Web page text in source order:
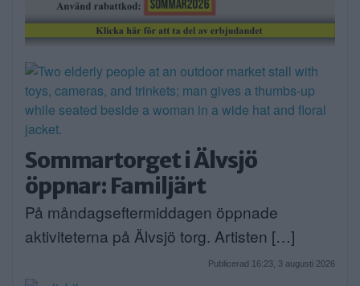
Sommartorget i Älvsjö
öppnar: Familjärt
På måndagseftermiddagen öppnade
aktiviteterna på Älvsjö torg. Artisten […]
Publicerad 16:23, 3 augusti 2026